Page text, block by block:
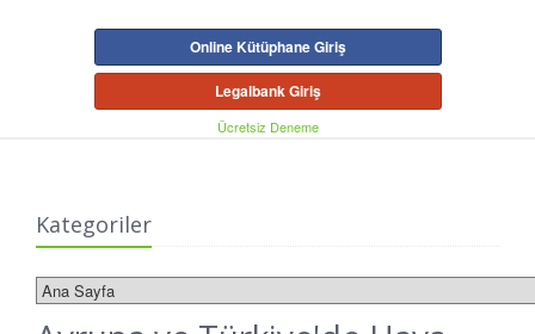
Online Kütüphane Giriş
Legalbank Giriş
Ücretsiz Deneme
Kategoriler